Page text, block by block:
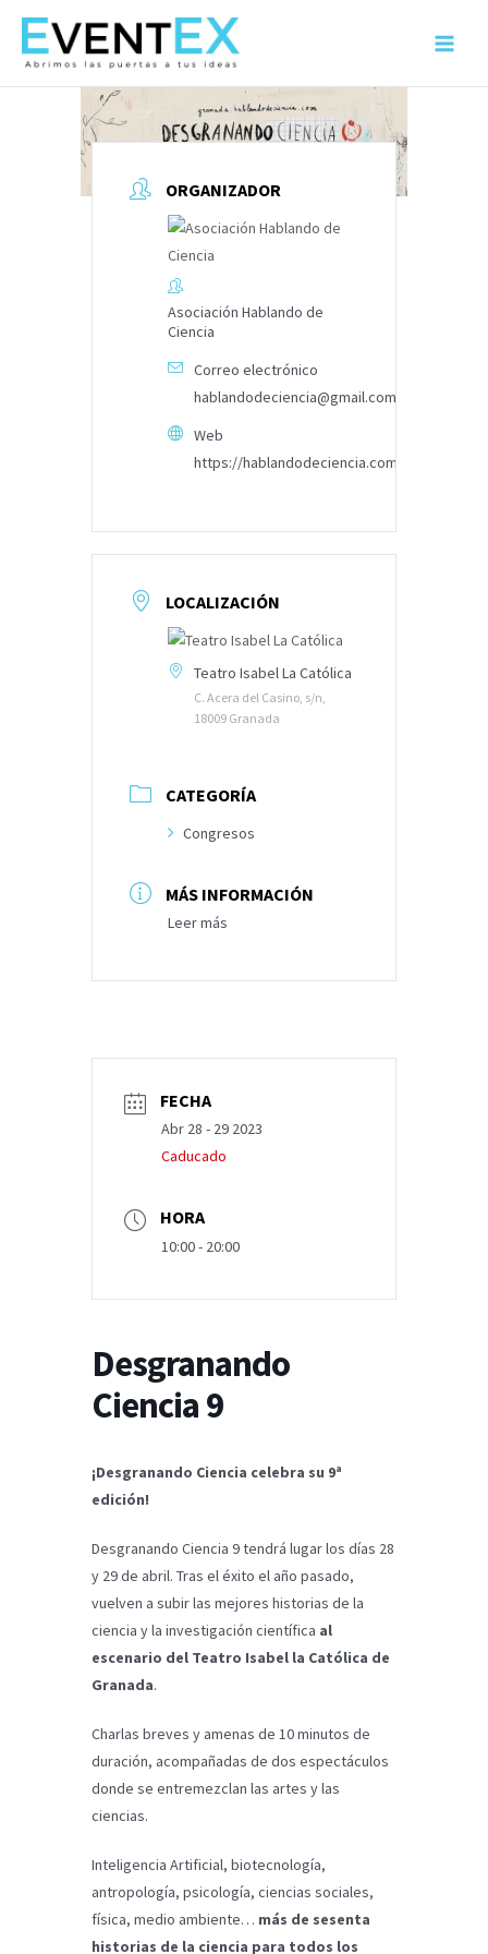
contenido
Main
ORGANIZADOR
Asociación Hablando de
Ciencia
Correo electrónico
hablandodeciencia@gmail.com
Web
https://hablandodeciencia.com/
LOCALIZACIÓN
Teatro Isabel La Católica
C. Acera del Casino, s/n,
18009 Granada
CATEGORÍA
Congresos
MÁS INFORMACIÓN
Leer más
FECHA
Abr 28 - 29 2023
Caducado
HORA
10:00 - 20:00
Desgranando
Ciencia 9
¡Desgranando Ciencia celebra su 9ª
edición!
Desgranando Ciencia 9 tendrá lugar los días 28
y 29 de abril. Tras el éxito el año pasado,
vuelven a subir las mejores historias de la
ciencia y la investigación científica al
escenario del Teatro Isabel la Católica de
Granada.
Charlas breves y amenas de 10 minutos de
duración, acompañadas de dos espectáculos
donde se entremezclan las artes y las
ciencias.
Inteligencia Artificial, biotecnología,
antropología, psicología, ciencias sociales,
física, medio ambiente… más de sesenta
historias de la ciencia para todos los